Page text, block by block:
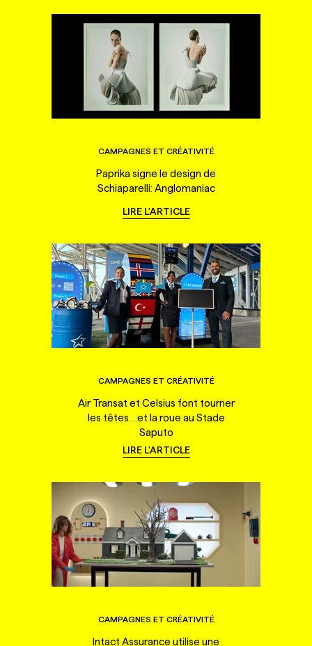
CAMPAGNES ET CRÉATIVITÉ
Paprika signe le design de
Schiaparelli: Anglomaniac
LIRE L'ARTICLE
CAMPAGNES ET CRÉATIVITÉ
Air Transat et Celsius font tourner
les têtes... et la roue au Stade
Saputo
LIRE L'ARTICLE
CAMPAGNES ET CRÉATIVITÉ
Intact Assurance utilise une